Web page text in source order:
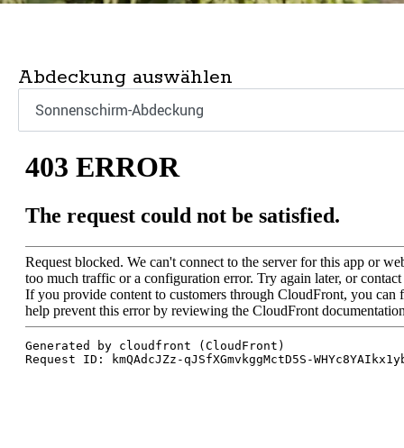
Abdeckung auswählen